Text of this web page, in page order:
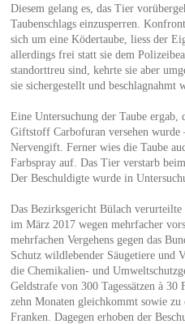
Diesem gelang es, das Tier
Taubenschlags einzusperren.
sich um eine Ködertaube, liess der
allerdings frei statt sie dem
standorttreu sind, kehrte sie aber
sie sichergestellt und beschlagnahmt
Eine Untersuchung der Taube ergab,
Giftstoff Carbofuran versehen wurde
Nervengift. Ferner wies die Taube
Farbspray auf. Das Tier verstarb
Der Beschuldigte wurde in
Das Bezirksgericht Bülach
im März 2017 wegen mehrfacher
mehrfachen Vergehens gegen das
Schutz wildlebender Säugetiere und
die Chemikalien- und
Geldstrafe von 300 Tagessätzen à
zehn Monaten gleichkommt sowie
Franken. Dagegen erhoben der